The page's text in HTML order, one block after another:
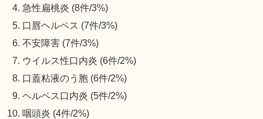
急性扁桃炎 (8件/3%)
口唇ヘルペス (7件/3%)
不安障害 (7件/3%)
ウイルス性口内炎 (6件/2%)
口蓋粘液のう胞 (6件/2%)
ヘルペス口内炎 (5件/2%)
咽頭炎 (4件/2%)